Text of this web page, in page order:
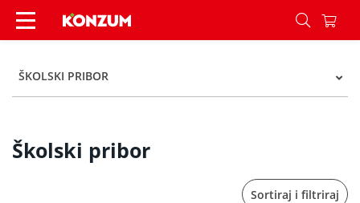
Školski pribor - Kategorije - Konzum
ŠKOLSKI PRIBOR
Školski pribor
Sortiraj i filtriraj